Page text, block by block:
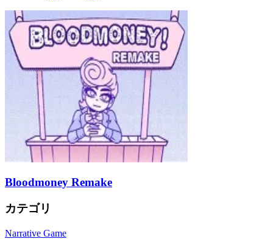
Bloodmoney Remake
カテゴリ
Narrative Game